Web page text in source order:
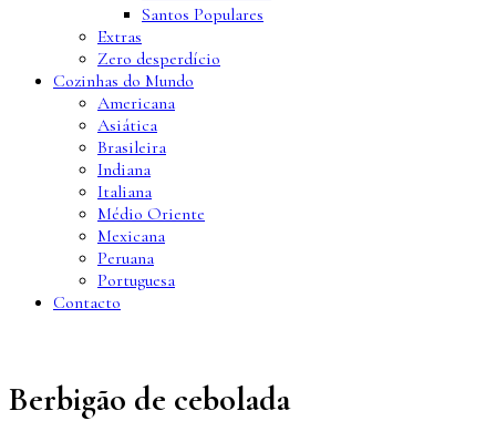
Santos Populares
Extras
Zero desperdício
Cozinhas do Mundo
Americana
Asiática
Brasileira
Indiana
Italiana
Médio Oriente
Mexicana
Peruana
Portuguesa
Contacto
Berbigão de cebolada